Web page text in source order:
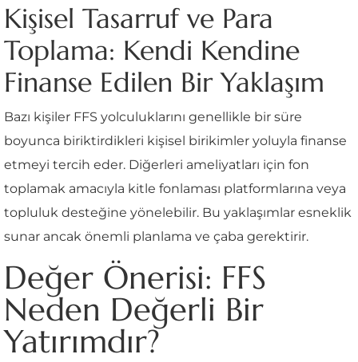
Kişisel Tasarruf ve Para
Toplama: Kendi Kendine
Finanse Edilen Bir Yaklaşım
Bazı kişiler FFS yolculuklarını genellikle bir süre
boyunca biriktirdikleri kişisel birikimler yoluyla finanse
etmeyi tercih eder. Diğerleri ameliyatları için fon
toplamak amacıyla kitle fonlaması platformlarına veya
topluluk desteğine yönelebilir. Bu yaklaşımlar esneklik
sunar ancak önemli planlama ve çaba gerektirir.
Değer Önerisi: FFS
Neden Değerli Bir
Yatırımdır?